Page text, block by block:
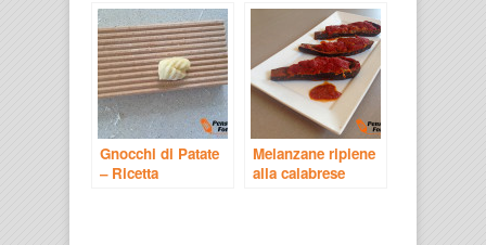
Gnocchi di Patate
– Ricetta
Melanzane ripiene
alla calabrese